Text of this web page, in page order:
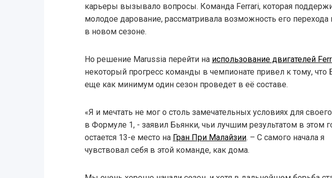
карьеры вызывало вопросы. Команда Ferrari, которая
молодое дарование, рассматривала возможность его перехода
в новом сезоне.
Но решение Marussia перейти на использование двигателей
некоторый прогресс команды в чемпионате привел к тому, что
еще как минимум один сезон проведет в её составе.
«Я и мечтать не мог о столь замечательных условиях для
в Формуле 1, - заявил Бьянки, чьи лучшим результатом в этом
остается 13-е место на Гран При Малайзии. – С самого начала я
чувствовал себя в этой команде, как дома.